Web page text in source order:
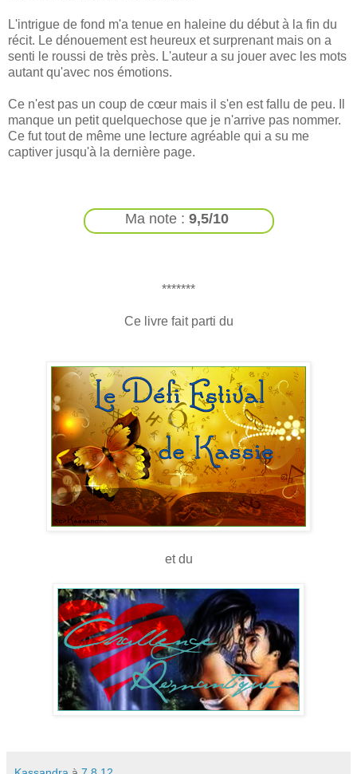
L'intrigue de fond m'a tenue en haleine du début à la fin du
récit. Le dénouement est heureux et surprenant mais on a
senti le roussi de très près. L'auteur a su jouer avec les mots
autant qu'avec nos émotions.
Ce n'est pas un coup de cœur mais il s'en est fallu de peu. Il
manque un petit quelquechose que je n'arrive pas nommer.
Ce fut tout de même une lecture agréable qui a su me
captiver jusqu'à la dernière page.
Ma note : 9,5/10
*******
Ce livre fait parti du
et du